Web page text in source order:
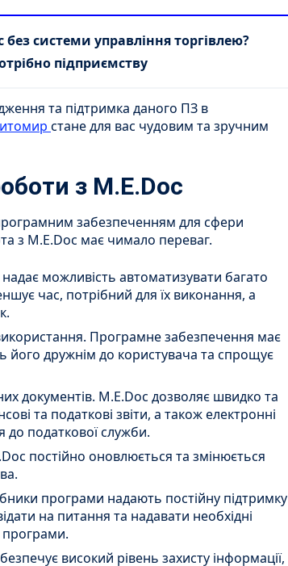
системи управління торгівлею?
підприємству
та підтримка даного ПЗ в
стане для вас чудовим та зручним
з M.E.Doc
забезпеченням для сфери
з M.E.Doc має чимало переваг.
можливість автоматизувати багато
час, потрібний для їх виконання, а
Програмне забезпечення має
його дружнім до користувача та спрощує
документів. M.E.Doc дозволяє швидко та
та податкові звіти, а також електронні
до податкової служби.
постійно оновлюється та змінюється
програми надають постійну підтримку
на питання та надавати необхідні
програми.
високий рівень захисту інформації,